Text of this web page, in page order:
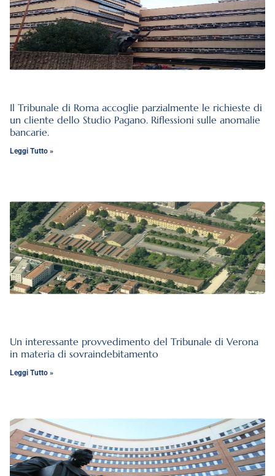
Il Tribunale di Roma accoglie parzialmente le richieste di
un cliente dello Studio Pagano. Riflessioni sulle anomalie
bancarie.
Leggi Tutto »
Un interessante provvedimento del Tribunale di Verona
in materia di sovraindebitamento
Leggi Tutto »